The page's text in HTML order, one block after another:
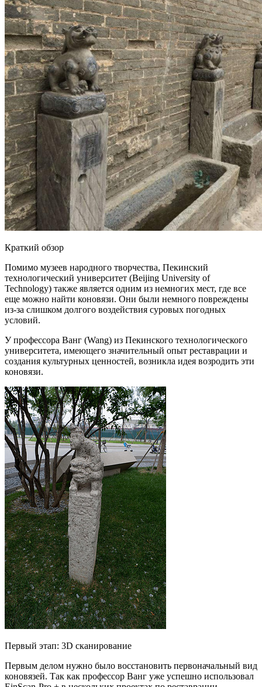
Краткий обзор
Помимо музеев народного творчества, Пекинский
технологический университет (Beijing University of
Technology) также является одним из немногих мест, где все
еще можно найти коновязи. Они были немного повреждены
из-за слишком долгого воздействия суровых погодных
условий.
У профессора Ванг (Wang) из Пекинского технологического
университета, имеющего значительный опыт реставрации и
создания культурных ценностей, возникла идея возродить эти
коновязи.
Первый этап: 3D сканирование
Первым делом нужно было восстановить первоначальный вид
коновязей. Так как профессор Ванг уже успешно использовал